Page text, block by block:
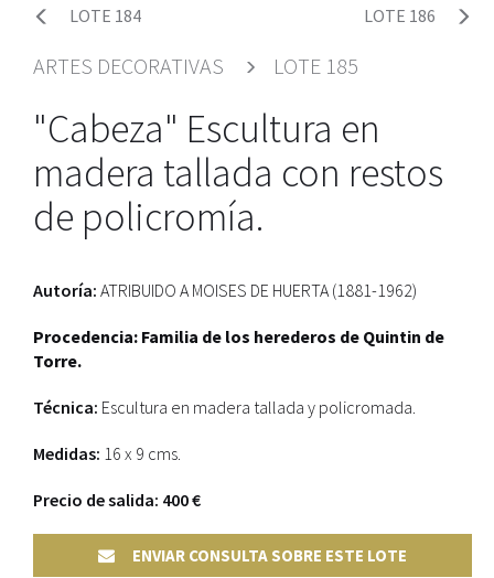
LOTE 184 LOTE 186
ARTES DECORATIVAS LOTE 185
"Cabeza" Escultura en
madera tallada con restos
de policromía.
Autoría: ATRIBUIDO A MOISES DE HUERTA (1881-1962)
Procedencia: Familia de los herederos de Quintin de
Torre.
Técnica: Escultura en madera tallada y policromada.
Medidas: 16 x 9 cms.
Precio de salida: 400 €
ENVIAR CONSULTA SOBRE ESTE LOTE